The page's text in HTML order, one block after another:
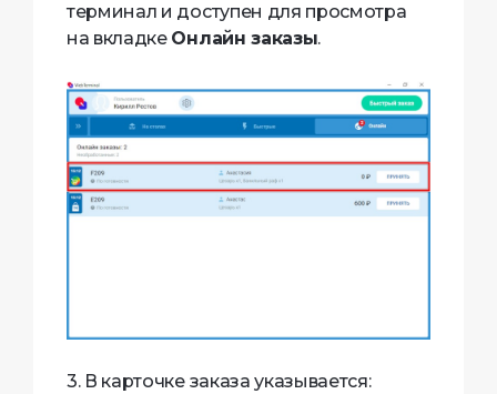
терминал и доступен для просмотра
на вкладке Онлайн заказы.
3. В карточке заказа указывается: